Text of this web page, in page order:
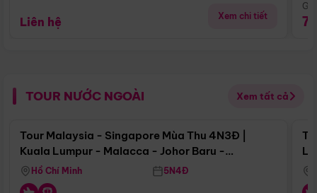
Liên hệ Xem chi tiết
TOUR NƯỚC NGOÀI Xem tất cả
Điểm nổi bật
Tour Malaysia - Singapore Mùa Thu 4N3Đ |
Kuala Lumpur - Malacca - Johor Baru -
Singapore
Hồ Chí Minh 5N4Đ